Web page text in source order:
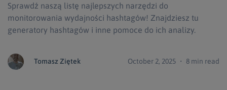
Sprawdź naszą listę najlepszych narzędzi do
monitorowania wydajności hashtagów! Znajdziesz tu
generatory hashtagów i inne pomoce do ich analizy.
Tomasz Ziętek October 2, 2025 ・ 8 min read